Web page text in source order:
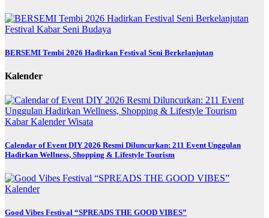
Festival Kabar Seni Budaya
BERSEMI Tembi 2026 Hadirkan Festival Seni Berkelanjutan
Kalender
KabarKalenderWisata
Calendar of Event DIY 2026 Resmi Diluncurkan: 211 Event Unggulan
Hadirkan Wellness, Shopping & Lifestyle Tourism
Kalender
Good Vibes Festival “SPREADS THE GOOD VIBES”